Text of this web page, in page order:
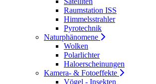
Raumstation ISS
Himmelsstrahler
Pyrotechnik
Naturphänomene
Wolken
Polarlichter
Haloerscheinungen
Kamera- & Fotoeffekte
Vögel - Insekten